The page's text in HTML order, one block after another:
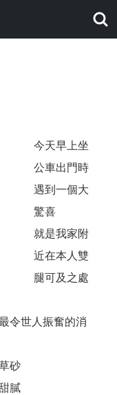
今天早上坐
公車出門時
遇到一個大
驚喜
就是我家附
近在本人雙
腿可及之處
令世人振奮的消
砂
膩